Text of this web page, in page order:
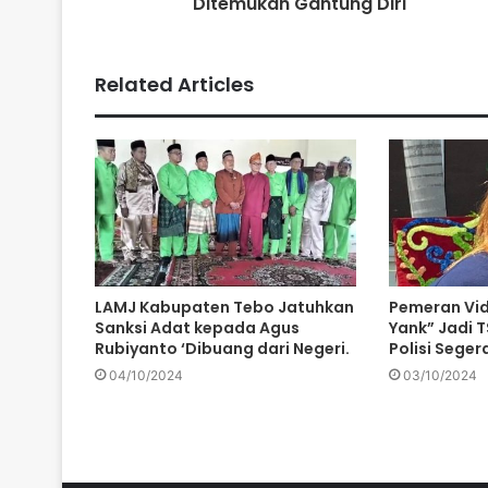
Related Articles
LAMJ Kabupaten Tebo Jatuhkan
Sanksi Adat kepada Agus
Rubiyanto ‘Dibuang dari Negeri.
04/10/2024
Pemeran
Yank” Jadi
Polisi
03/10/2024